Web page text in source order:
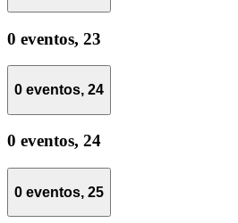
0 eventos, 23
0 eventos, 24
0 eventos, 24
0 eventos, 25